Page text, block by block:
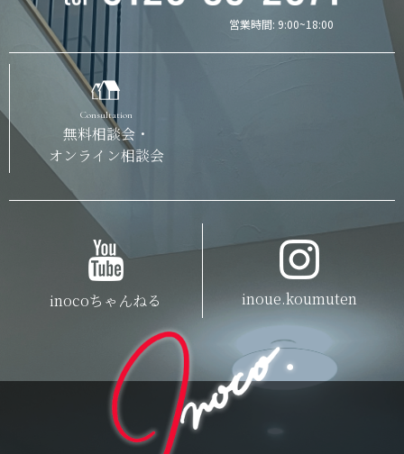
営業時間: 9:00~18:00
Consultation
無料相談会・
オンライン相談会
inocoちゃんねる inoue.koumuten